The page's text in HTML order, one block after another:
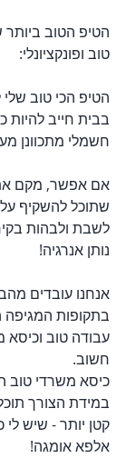
הטיפ הטוב ביותר
טוב ופונקציונלי:
הטיפ הכי טוב
בבית חייב להיות
חשמלי מתכוונן
אם אפשר, מקם את
שתוכל להשקיף על
לשבת ולבהות
נותן אנרגיה!
אנחנו עובדים
בתקופות המגיפה
עבודה טוב וכיסא
חשוב.
כיסא משרדי טוב
במידת הצורך
קטן יותר - שיש
אלפא אומגה!